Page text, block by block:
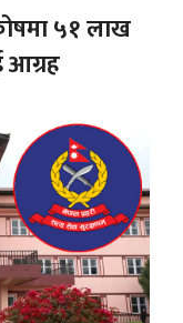
कोषमा ५१ लाख